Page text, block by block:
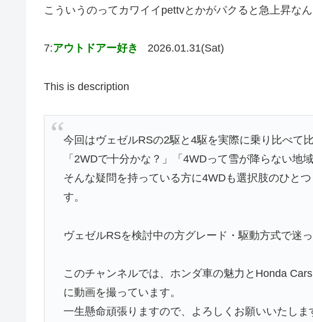
こういうのってカワイイpettvとかがパクると急上昇な
7:アウトドアー好き 2026.01.31(Sat)
This is description
今回はヴェゼルRSの2駆と4駆を実際に乗り比べて
「2WDで十分かな？」「4WDって雪が降らない地
そんな疑問を持っている方に4WDも選択肢のひと
す。
ヴェゼルRSを検討中の方グレード・駆動方式で迷
このチャンネルでは、ホンダ車の魅力とHonda
に動画を撮っています。
一生懸命頑張りますので、よろしくお願いいたしま